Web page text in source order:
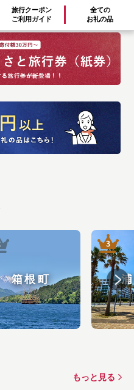
旅行クーポン
ご利用ガイド
全ての
お礼の品
箱根町
もっと見る